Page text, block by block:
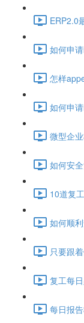
ERP2.0
如何申
怎样
如何申
微型企
如何安
10道复
如何顺
只要跟
复工每
每日报